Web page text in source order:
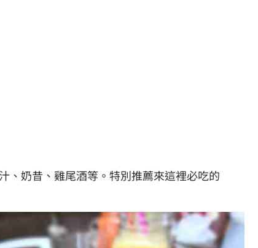
、奶昔、雞尾酒等。特別推薦來這裡必吃的